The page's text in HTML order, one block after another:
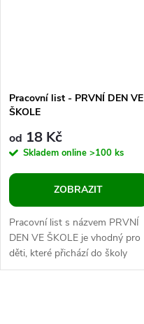
Pracovní list - PRVNÍ DEN VE
ŠKOLE
od 18 Kč
Skladem online >100 ks
ZOBRAZIT
Pracovní list s názvem PRVNÍ
DEN VE ŠKOLE je vhodný pro
děti, které přichází do školy
poprvé, ale také pro děti starší,